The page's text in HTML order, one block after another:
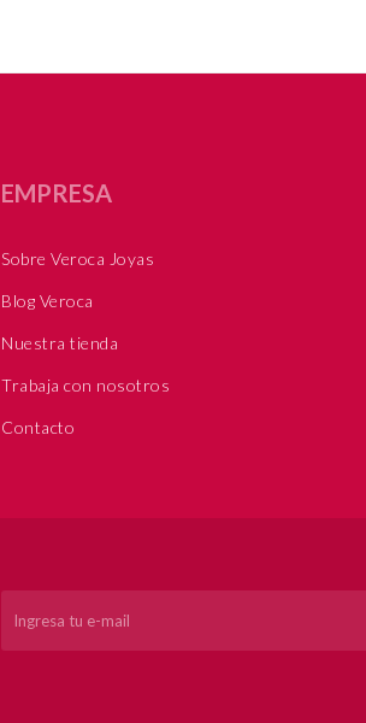
EMPRESA
Sobre Veroca Joyas
Blog Veroca
Nuestra tienda
Trabaja con nosotros
Contacto